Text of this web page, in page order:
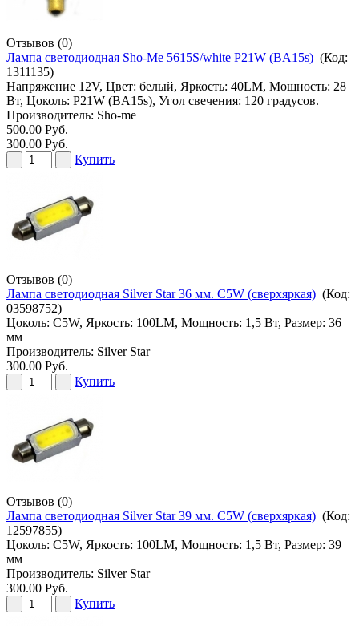
Отзывов (0)
Лампа светодиодная Sho-Me 5615S/white P21W (BA15s) (Код:
1311135)
Напряжение 12V, Цвет: белый, Яркость: 40LM, Мощность: 28
Вт, Цоколь: P21W (BA15s), Угол свечения: 120 градусов.
Производитель: Sho-me
500.00 Руб.
300.00 Руб.
Купить
Отзывов (0)
Лампа светодиодная Silver Star 36 мм. C5W (сверхяркая) (Код:
03598752)
Цоколь: C5W, Яркость: 100LM, Мощность: 1,5 Вт, Размер: 36
мм
Производитель: Silver Star
300.00 Руб.
Купить
Отзывов (0)
Лампа светодиодная Silver Star 39 мм. C5W (сверхяркая) (Код:
12597855)
Цоколь: C5W, Яркость: 100LM, Мощность: 1,5 Вт, Размер: 39
мм
Производитель: Silver Star
300.00 Руб.
Купить